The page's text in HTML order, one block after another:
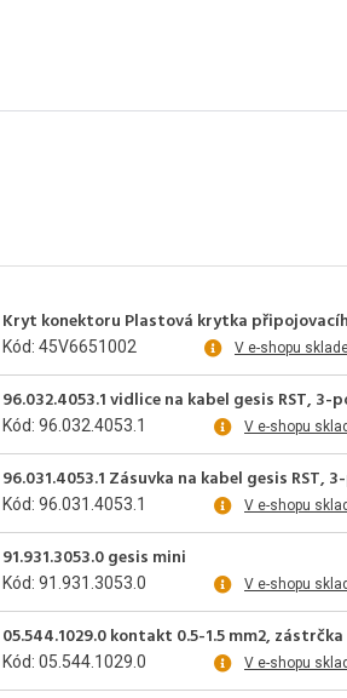
Kryt konektoru Plastová krytka
Kód: 45V6651002 V e-shopu
96.032.4053.1 vidlice na kabel gesis RST,
Kód: 96.032.4053.1 V e-shopu
96.031.4053.1 Zásuvka na kabel gesis
Kód: 96.031.4053.1 V e-shopu
91.931.3053.0 gesis mini
Kód: 91.931.3053.0 V e-shopu
05.544.1029.0 kontakt 0.5-1.5 mm2, zástrčka
Kód: 05.544.1029.0 V e-shopu